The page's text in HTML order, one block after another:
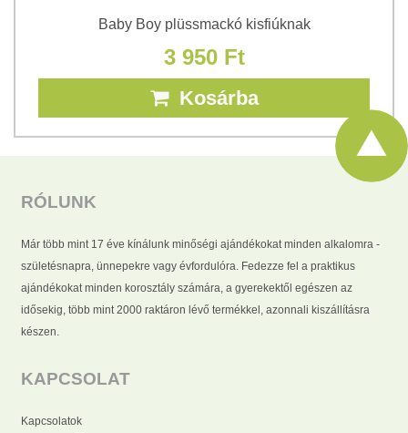
Baby Boy plüssmackó kisfiúknak
3 950 Ft
Kosárba
RÓLUNK
Már több mint 17 éve kínálunk minőségi ajándékokat minden alkalomra -
születésnapra, ünnepekre vagy évfordulóra. Fedezze fel a praktikus
ajándékokat minden korosztály számára, a gyerekektől egészen az
idősekig, több mint 2000 raktáron lévő termékkel, azonnali kiszállításra
készen.
KAPCSOLAT
Kapcsolatok